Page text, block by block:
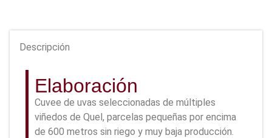
Descripción
Elaboración
Cuvee de uvas seleccionadas de múltiples
viñedos de Quel, parcelas pequeñas por encima
de 600 metros sin riego y muy baja producción.